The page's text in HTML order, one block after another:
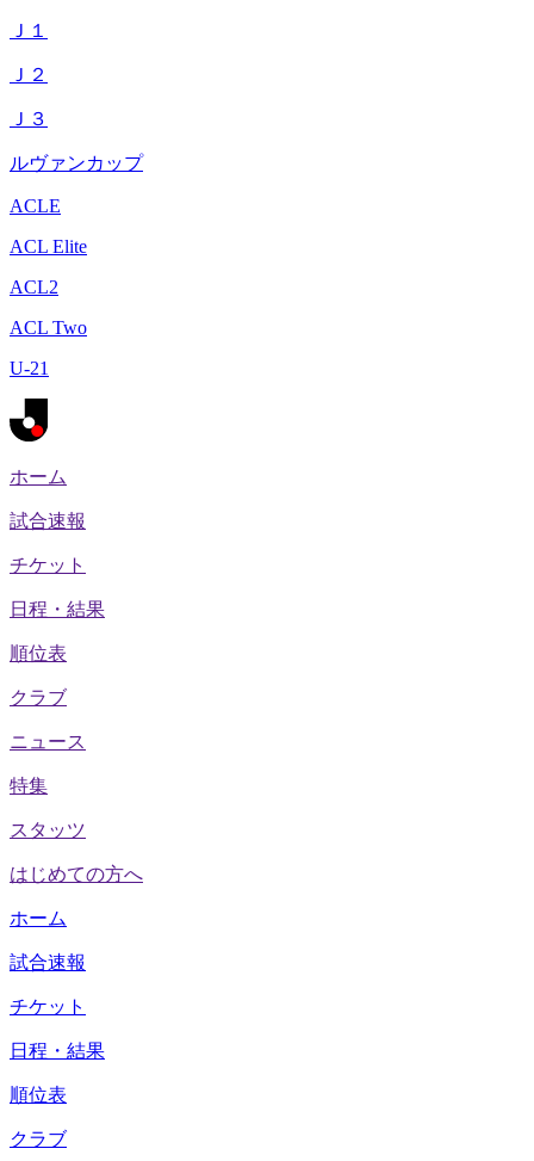
Ｊ１
Ｊ２
Ｊ３
ルヴァンカップ
ACLE
ACL Elite
ACL2
ACL Two
U-21
ホーム
試合速報
チケット
日程・結果
順位表
クラブ
ニュース
特集
スタッツ
はじめての方へ
ホーム
試合速報
チケット
日程・結果
順位表
クラブ